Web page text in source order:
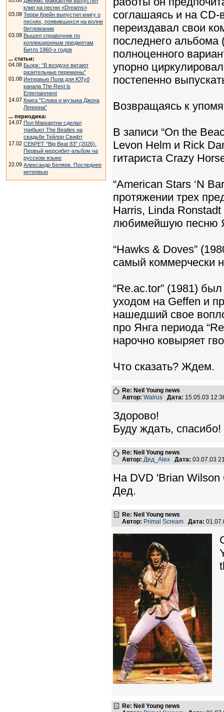
клип на песню «Dreams»
03.08 Терри Крейн выпустил книгу о
песнях, появившихся на волне
битломании
03.08 Вышел справочник по
коллекционным предметам
Битлз 1960-х годов
... статьи:
04.08 Бьорк: “В воздухе витают
разительные перемены”
01.08 Интервью Пола для ЮТуб
канала The Rest is
Entertainment
14.07 Книга "Слова и музыка Джона
Леннона"
... периодика:
14.07 Пол Маккартни сделал
трибьют The Beatles на
свадьбе Тейлор Свифт
17.02 СЕКРЕТ "Big Beat 83" (2026).
Первый мерсибит-альбом на
русском языке
22.09 Александр Беляев. Последнее
интервью
соглашаясь и на CD-
переиздавал свои
последнего
полноценного
упорно
постепенно
Возвращаясь к
В записи “On the
Levon Helm и Rick
гитариста Crazy
“American Stars ‘N
протяжении трех
Harris, Linda
любимейшую песню
“Hawks & Doves”
самый коммерчески
“Re.ac.tor” (1981)
уходом на Geffen и
нашедший свое
про Янга периода
нарочно ковыряет
Что сказать? Ждем.
Re: Neil Young news
Автор: Walrus Дата: 15.05.03
Здорово!
Буду ждать, спасибо!
Re: Neil Young news
Автор: Дед_Alex Дата: 03.07.03
На DVD 'Brian Wilson
Дед.
Re: Neil Young news
Автор: Primal Scream Дата:
Re: Neil Young news